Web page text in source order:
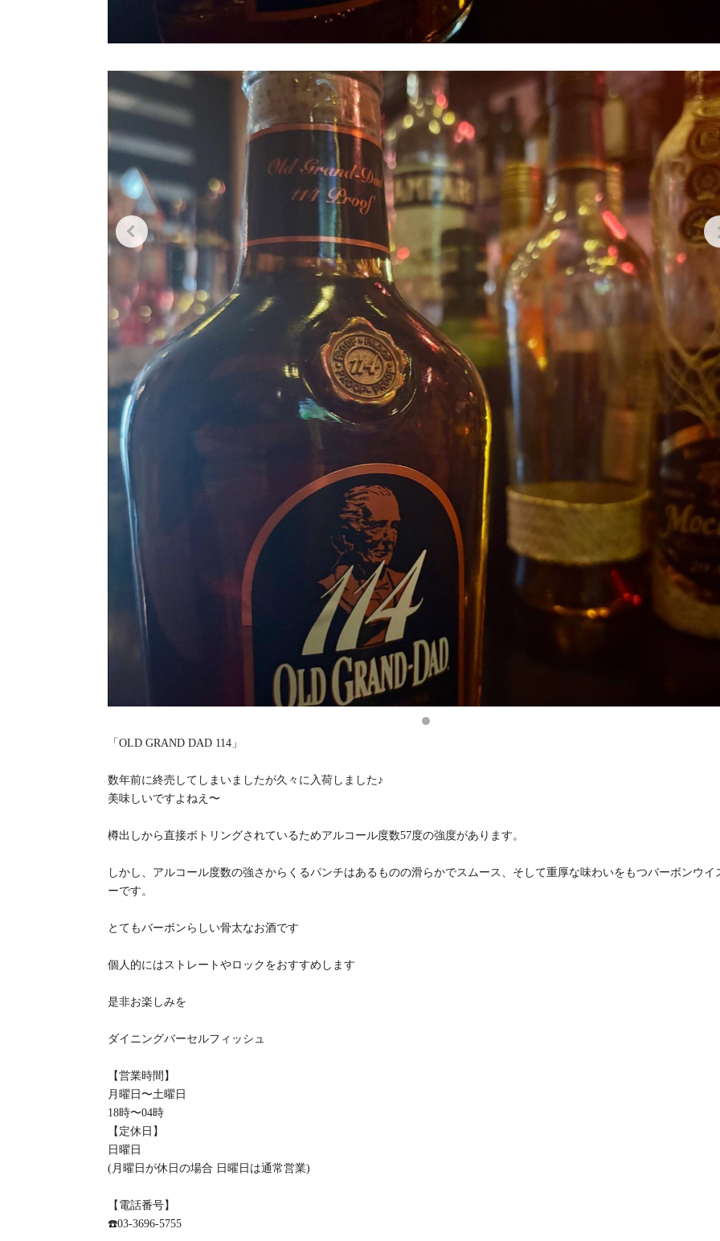
「OLD GRAND DAD 114」
数年前に終売してしまいましたが久々に入荷しました♪
美味しいですよねえ〜
樽出しから直接ボトリングされているためアルコール度数57度の強度があります。
しかし、アルコール度数の強さからくるパンチはあるものの滑らかでスムース、そして重厚な味わいをもつバーボンウイ
ーです。
とてもバーボンらしい骨太なお酒です
個人的にはストレートやロックをおすすめします
是非お楽しみを
ダイニングバーセルフィッシュ
【営業時間】
月曜日〜土曜日
18時〜04時
【定休日】
日曜日
(月曜日が休日の場合 日曜日は通常営業)
【電話番号】
☎️03-3696-5755